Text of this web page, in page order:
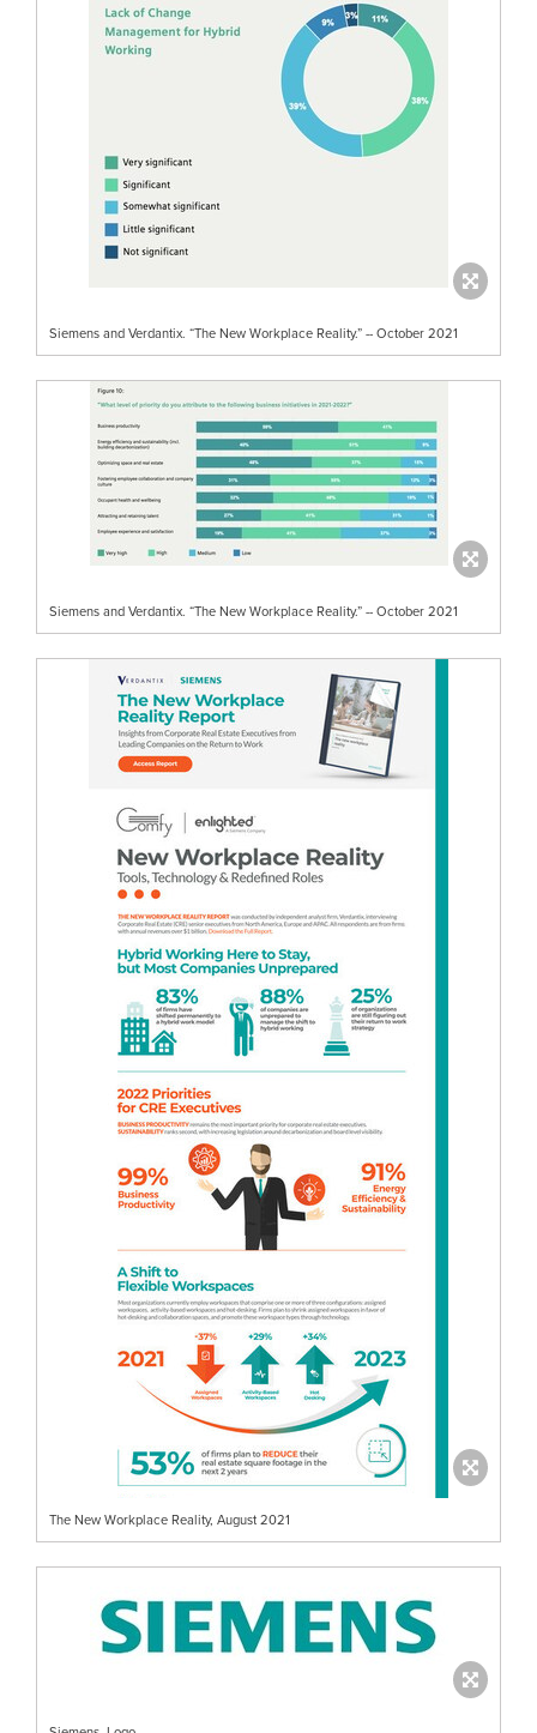
Siemens and Verdantix. “The New Workplace Reality.” -- October 2021
Siemens and Verdantix. “The New Workplace Reality.” -- October 2021
The New Workplace Reality, August 2021